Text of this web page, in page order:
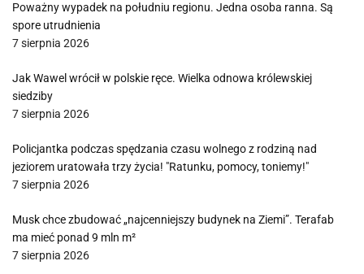
Poważny wypadek na południu regionu. Jedna osoba ranna. Są
spore utrudnienia
7 sierpnia 2026
Jak Wawel wrócił w polskie ręce. Wielka odnowa królewskiej
siedziby
7 sierpnia 2026
Policjantka podczas spędzania czasu wolnego z rodziną nad
jeziorem uratowała trzy życia! "Ratunku, pomocy, toniemy!"
7 sierpnia 2026
Musk chce zbudować „najcenniejszy budynek na Ziemi”. Terafab
ma mieć ponad 9 mln m²
7 sierpnia 2026